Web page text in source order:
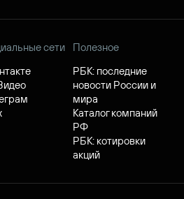
сети
Полезное
РБК: последние
новости России и
мира
Каталог компаний
РФ
РБК: котировки
акций